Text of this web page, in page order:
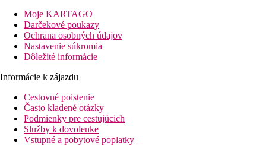
Moje KARTAGO
Darčekové poukazy
Ochrana osobných údajov
Nastavenie súkromia
Dôležité informácie
Informácie k zájazdu
Cestovné poistenie
Často kladené otázky
Podmienky pre cestujúcich
Služby k dovolenke
Vstupné a pobytové poplatky